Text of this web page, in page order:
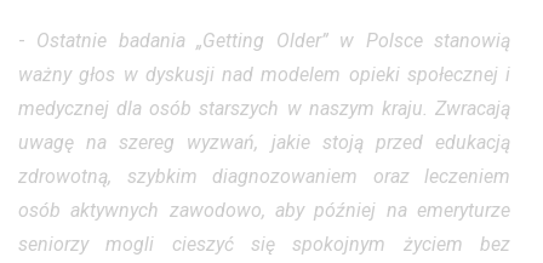
- Ostatnie badania „Getting Older” w Polsce stanowią
ważny głos w dyskusji nad modelem opieki społecznej i
medycznej dla osób starszych w naszym kraju. Zwracają
uwagę na szereg wyzwań, jakie stoją przed edukacją
zdrowotną, szybkim diagnozowaniem oraz leczeniem
osób aktywnych zawodowo, aby później na emeryturze
seniorzy mogli cieszyć się spokojnym życiem bez